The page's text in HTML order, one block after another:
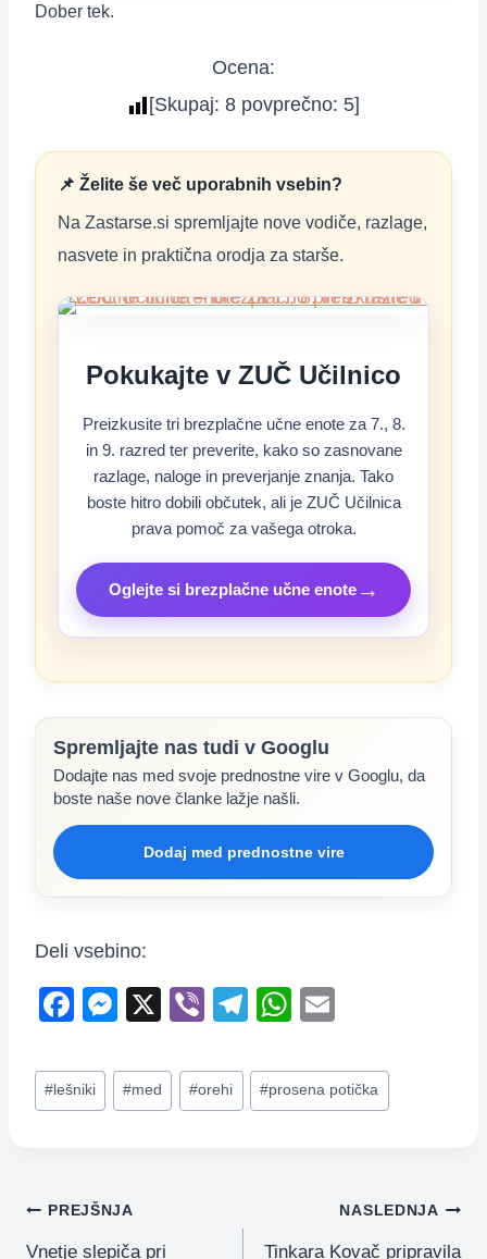
Dober tek.
Ocena:
[Skupaj: 8 povprečno: 5]
📌 Želite še več uporabnih vsebin?
Na Zastarse.si spremljajte nove vodiče, razlage,
nasvete in praktična orodja za starše.
Pokukajte v ZUČ Učilnico
Preizkusite tri brezplačne učne enote za 7., 8.
in 9. razred ter preverite, kako so zasnovane
razlage, naloge in preverjanje znanja. Tako
boste hitro dobili občutek, ali je ZUČ Učilnica
prava pomoč za vašega otroka.
Oglejte si brezplačne učne enote→
Spremljajte nas tudi v Googlu
Dodajte nas med svoje prednostne vire v Googlu, da
boste naše nove članke lažje našli.
Dodaj med prednostne vire
Deli vsebino:
F
c
e
o
k
M
ss
e
er
X
Vi
er
T
e
gr
W
at
s
ail
Post
Tags:
# lešniki #med #orehi #prosena potička
Navigacija
PREJŠNJA
Vnetje slepiča pri
NASLEDNJA
Tinkara Kovač pripravila